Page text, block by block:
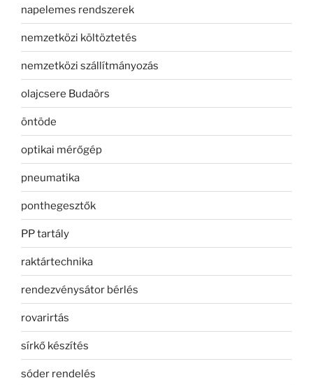
napelemes rendszerek
nemzetközi költöztetés
nemzetközi szállítmányozás
olajcsere Budaörs
öntöde
optikai mérőgép
pneumatika
ponthegesztők
PP tartály
raktártechnika
rendezvénysátor bérlés
rovarirtás
sírkő készítés
sóder rendelés